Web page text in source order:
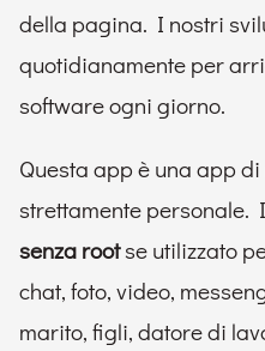
della pagina. I nostri
quotidianamente per
software ogni giorno.
Questa app è una app
strettamente personale.
senza rootse utilizzato
chat, foto, video,
marito, figli, datore di